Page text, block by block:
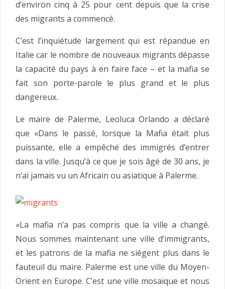
d’environ cinq à 25 pour cent depuis que la crise
des migrants a commencé.
C’est l’inquiétude largement qui est répandue en
Italie car le nombre de nouveaux migrants dépasse
la capacité du pays à en faire face – et la mafia se
fait son porte-parole le plus grand et le plus
dangereux.
Le maire de Palerme, Leoluca Orlando a déclaré
que «Dans le passé, lorsque la Mafia était plus
puissante, elle a empêché des immigrés d’entrer
dans la ville. Jusqu’à ce que je sois âgé de 30 ans, je
n’ai jamais vu un Africain ou asiatique à Palerme.
«La mafia n’a pas compris que la ville a changé.
Nous sommes maintenant une ville d’immigrants,
et les patrons de la mafia ne siègent plus dans le
fauteuil du maire. Palerme est une ville du Moyen-
Orient en Europe. C’est une ville mosaïque et nous